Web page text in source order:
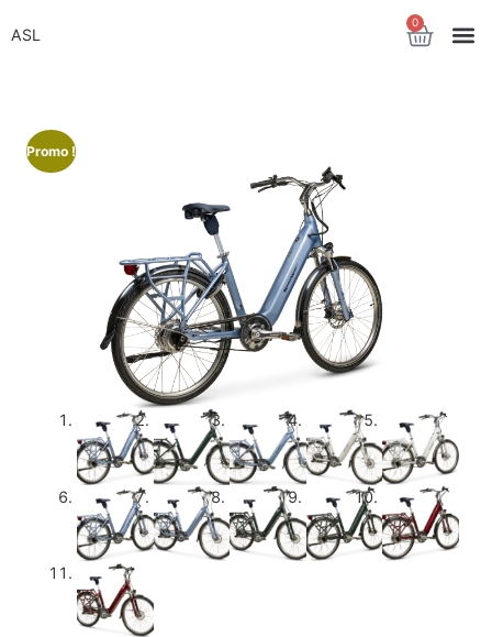
ASL
0
Promo !
🔍